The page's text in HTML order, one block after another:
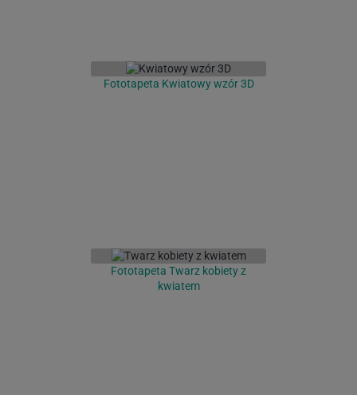
Fototapeta Kwiatowy wzór 3D
Fototapeta Twarz kobiety z
kwiatem